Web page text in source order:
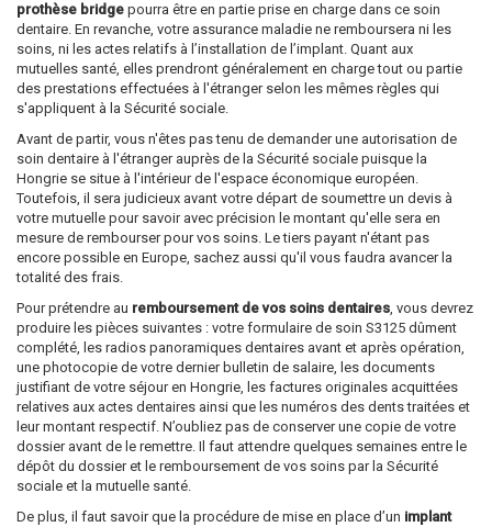
prothèse bridge pourra être en partie prise en charge dans ce soin
dentaire. En revanche, votre assurance maladie ne remboursera ni les
soins, ni les actes relatifs à l’installation de l’implant. Quant aux
mutuelles santé, elles prendront généralement en charge tout ou partie
des prestations effectuées à l'étranger selon les mêmes règles qui
s'appliquent à la Sécurité sociale.
Avant de partir, vous n'êtes pas tenu de demander une autorisation de
soin dentaire à l'étranger auprès de la Sécurité sociale puisque la
Hongrie se situe à l'intérieur de l'espace économique européen.
Toutefois, il sera judicieux avant votre départ de soumettre un devis à
votre mutuelle pour savoir avec précision le montant qu'elle sera en
mesure de rembourser pour vos soins. Le tiers payant n'étant pas
encore possible en Europe, sachez aussi qu'il vous faudra avancer la
totalité des frais.
Pour prétendre au remboursement de vos soins dentaires, vous devrez
produire les pièces suivantes : votre formulaire de soin S3125 dûment
complété, les radios panoramiques dentaires avant et après opération,
une photocopie de votre dernier bulletin de salaire, les documents
justifiant de votre séjour en Hongrie, les factures originales acquittées
relatives aux actes dentaires ainsi que les numéros des dents traitées et
leur montant respectif. N’oubliez pas de conserver une copie de votre
dossier avant de le remettre. Il faut attendre quelques semaines entre le
dépôt du dossier et le remboursement de vos soins par la Sécurité
sociale et la mutuelle santé.
De plus, il faut savoir que la procédure de mise en place d’un implant